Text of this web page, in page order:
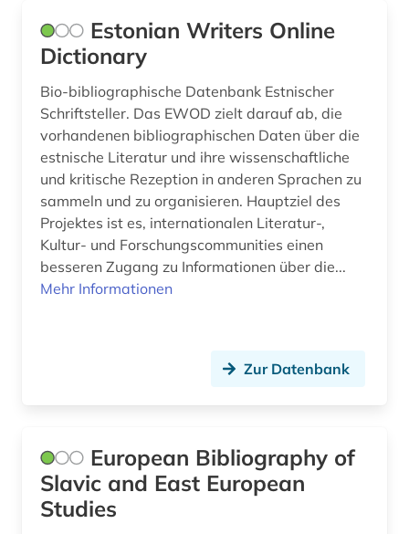
Estonian Writers Online
Dictionary
Bio-bibliographische Datenbank Estnischer
Schriftsteller. Das EWOD zielt darauf ab, die
vorhandenen bibliographischen Daten über die
estnische Literatur und ihre wissenschaftliche
und kritische Rezeption in anderen Sprachen zu
sammeln und zu organisieren. Hauptziel des
Projektes ist es, internationalen Literatur-,
Kultur- und Forschungscommunities einen
besseren Zugang zu Informationen über die...
Mehr Informationen
Zur Datenbank
European Bibliography of
Slavic and East European
Studies